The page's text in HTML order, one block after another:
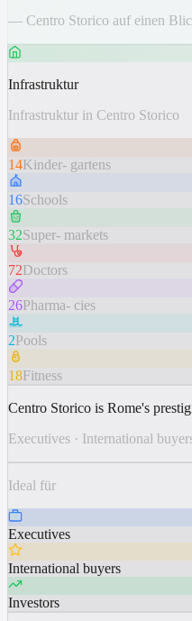
— Centro Storico auf einen
Infrastruktur
Infrastruktur in Centro Storico
14Kinder- gartens
16Schools
32Super- markets
72Doctors
26Pharma- cies
2Pools
18Fitness
Centro Storico is Rome's
Executives · International
Ideal für
Executives
International buyers
Investors